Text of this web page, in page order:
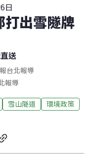
日
打出雪隧牌
送
台北報導
報導
雪山隧道
環境政策